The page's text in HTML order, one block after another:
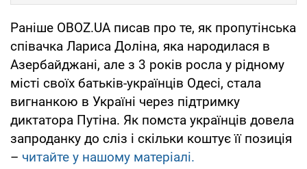
Раніше OBOZ.UA писав про те, як пропутінська
співачка Лариса Доліна, яка народилася в
Азербайджані, але з 3 років росла у рідному
місті своїх батьків-українців Одесі, стала
вигнанкою в Україні через підтримку
диктатора Путіна. Як помста українців довела
запроданку до сліз і скільки коштує її позиція
– читайте у нашому матеріалі.